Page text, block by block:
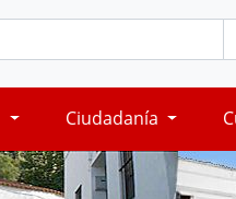
Ciudadanía